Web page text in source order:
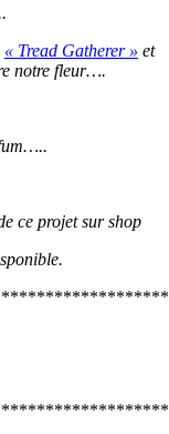
« Tread Gatherer » et
notre fleur….
ce projet sur shop